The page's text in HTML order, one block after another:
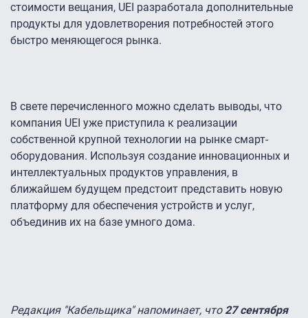
стоимости вещания, UEI разработала дополнительные
продукты для удовлетворения потребностей этого
быстро меняющегося рынка.
В свете перечисленного можно сделать выводы, что
компания UEI уже приступила к реализации
собственной крупной технологии на рынке смарт-
оборудования. Используя создание инновационных и
интеллектуальных продуктов управления, в
ближайшем будущем предстоит представить новую
платформу для обеспечения устройств и услуг,
объединив их на базе умного дома.
Редакция "Кабельщика" напоминает, что 27 сентября